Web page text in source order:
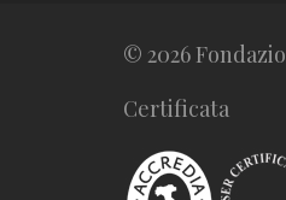
© 2026
Certificata